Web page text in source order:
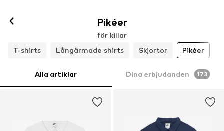
Pikéer
för killar
T-shirts
Långärmade shirts Skjortor Pikéer
Alla artiklar Dina erbjudanden 173